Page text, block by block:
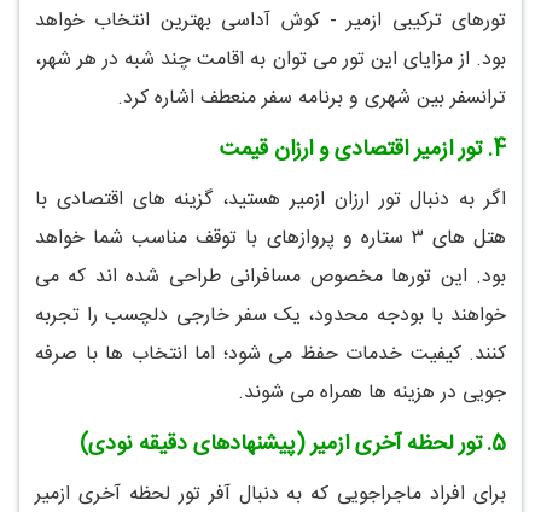
تورهای ترکیبی ازمیر - کوش آداسی بهترین انتخاب خواهد
بود. از مزایای این تور می توان به اقامت چند شبه در هر شهر،
ترانسفر بین شهری و برنامه سفر منعطف اشاره کرد.
4. تور ازمیر اقتصادی و ارزان قیمت
اگر به دنبال تور ارزان ازمیر هستید، گزینه های اقتصادی با
هتل های ۳ ستاره و پروازهای با توقف مناسب شما خواهد
بود. این تورها مخصوص مسافرانی طراحی شده اند که می
خواهند با بودجه محدود، یک سفر خارجی دلچسب را تجربه
کنند. کیفیت خدمات حفظ می شود؛ اما انتخاب ها با صرفه
جویی در هزینه ها همراه می شوند.
5. تور لحظه آخری ازمیر (پیشنهادهای دقیقه نودی)
برای افراد ماجراجویی که به دنبال آفر تور لحظه آخری ازمیر